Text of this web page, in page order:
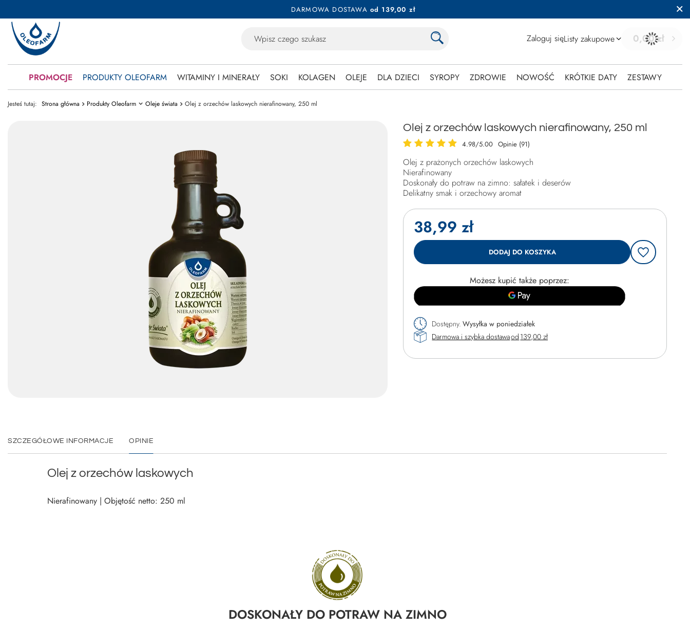
DARMOWA DOSTAWA od 139,00 zł
Zaloguj sięListy zakupowe 0,00 zł
PROMOCJE PRODUKTY OLEOFARM WITAMINY I MINERAŁY SOKI KOLAGEN OLEJE DLA DZIECI SYROPY ZDROWIE NOWOŚĆ KRÓTKIE DATY ZESTAWY
Jesteś tutaj: Strona główna Produkty Oleofarm Oleje świata Olej z orzechów laskowych nierafinowany, 250 ml
Olej z orzechów laskowych nierafinowany, 250 ml
4.98/5.00 Opinie (91)
Olej z prażonych orzechów laskowych
Nierafinowany
Doskonały do potraw na zimno: sałatek i deserów
Delikatny smak i orzechowy aromat
38,99 zł
DODAJ DO KOSZYKA
Możesz kupić także poprzez:
Dostępny Wysyłkaw poniedziałek
Darmowa i szybka dostawaod 139,00 zł
SZCZEGÓŁOWE INFORMACJE OPINIE
Olej z orzechów laskowych
Nierafinowany | Objętość netto: 250 ml
DOSKONAŁY DO POTRAW NA ZIMNO